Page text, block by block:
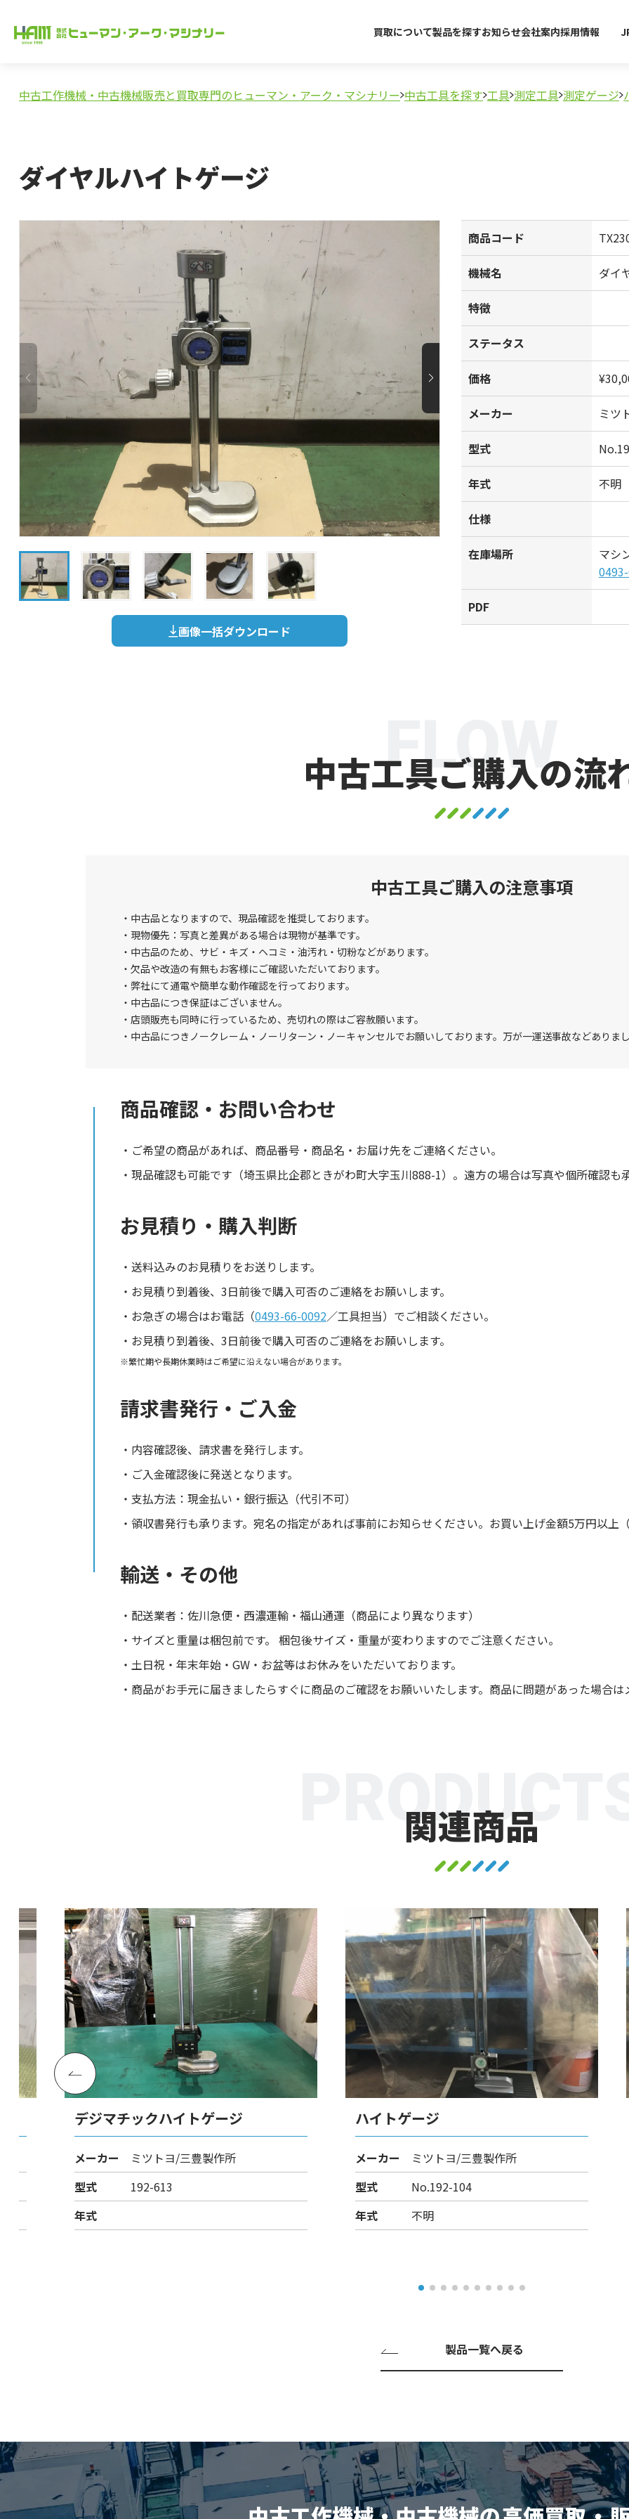
買取について製品を探すお知らせ会社案内採用情報
中古工作機械・中古機械販売と買取専門のヒューマン・アーク・マシナリー 中古工具を探す 工具 測定工具 測定ゲージ
ダイヤルハイトゲージ
画像一括ダウンロード
商品コード
機械名 ダイ
特徴
ステータス
価格
メーカー ミツ
型式
年式 不明
仕様
在庫場所
マシ
PDF
中古工具ご購入の流
FLOW
中古工具ご購入の注意事項
中古品となりますので、現品確認を推奨しております。
現物優先：写真と差異がある場合は現物が基準です。
中古品のため、サビ・キズ・ヘコミ・油汚れ・切粉などがあります。
欠品や改造の有無もお客様にご確認いただいております。
弊社にて通電や簡単な動作確認を行っております。
中古品につき保証はございません。
店頭販売も同時に行っているため、売切れの際はご容赦願います。
中古品につきノークレーム・ノーリターン・ノーキャンセルでお願いしております。万が一運送事故などありま
商品確認・お問い合わせ
ご希望の商品があれば、商品番号・商品名・お届け先をご連絡ください。
現品確認も可能です（埼玉県比企郡ときがわ町大字玉川888-1）。遠方の場合は写真や個所確認も
お見積り・購入判断
送料込みのお見積りをお送りします。
お見積り到着後、3日前後で購入可否のご連絡をお願いします。
お急ぎの場合はお電話（0493-66-0092／工具担当）でご相談ください。
お見積り到着後、3日前後で購入可否のご連絡をお願いします。
繁忙期や長期休業時はご希望に沿えない場合があります。
請求書発行・ご入金
内容確認後、請求書を発行します。
ご入金確認後に発送となります。
支払方法：現金払い・銀行振込（代引不可）
領収書発行も承ります。宛名の指定があれば事前にお知らせください。お買い上げ金額5万円以上
輸送・その他
配送業者：佐川急便・西濃運輸・福山通運（商品により異なります）
サイズと重量は梱包前です。 梱包後サイズ・重量が変わりますのでご注意ください。
土日祝・年末年始・GW・お盆等はお休みをいただいております。
商品がお手元に届きましたらすぐに商品のご確認をお願いいたします。商品に問題があった場合
関連商品
デジマチックハイトゲージ
メーカー
ミツトヨ/三豊製作所
型式
192-613
年式
ハイトゲージ
メーカー
ミツトヨ/三豊製作所
型式
No.192-104
年式
不明
製品一覧へ戻る